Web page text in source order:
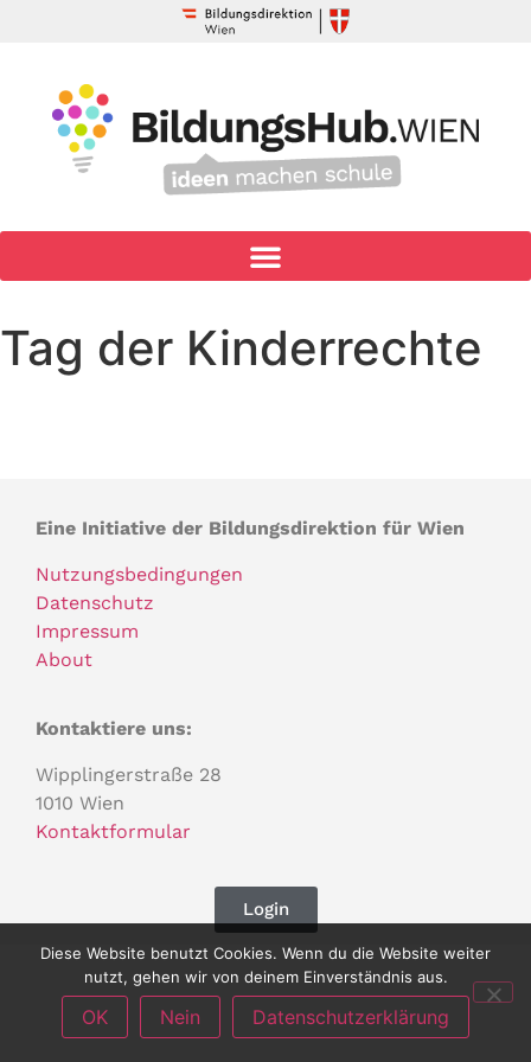
Tag der Kinderrechte
Eine Initiative der Bildungsdirektion für Wien
Nutzungsbedingungen
Datenschutz
Impressum
About
Kontaktiere uns:
Wipplingerstraße 28
1010 Wien
Kontaktformular
Login
Diese Website benutzt Cookies. Wenn du die Website weiter
nutzt, gehen wir von deinem Einverständnis aus.
OK Nein Datenschutzerklärung